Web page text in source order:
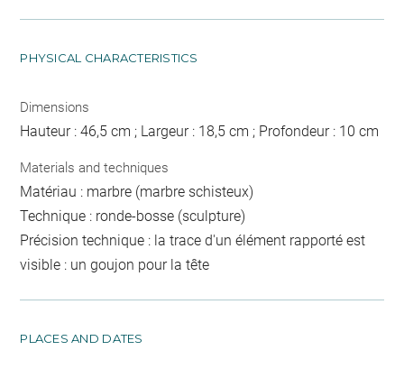
PHYSICAL CHARACTERISTICS
Dimensions
Hauteur : 46,5 cm ; Largeur : 18,5 cm ; Profondeur : 10 cm
Materials and techniques
Matériau : marbre (marbre schisteux)
Technique : ronde-bosse (sculpture)
Précision technique : la trace d'un élément rapporté est
visible : un goujon pour la tête
PLACES AND DATES